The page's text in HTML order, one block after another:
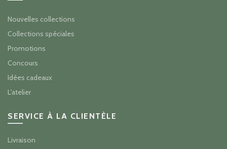
Nouvelles collections
Collections spéciales
Promotions
Concours
Idées cadeaux
L'atelier
SERVICE À LA CLIENTÈLE
Livraison